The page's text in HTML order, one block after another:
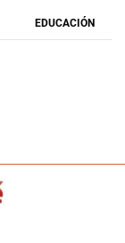
EDUCACIÓN